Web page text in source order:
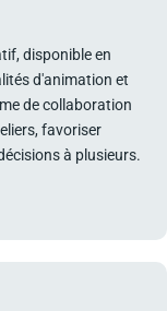
disponible en
d'animation et
de collaboration
favoriser
à plusieurs.